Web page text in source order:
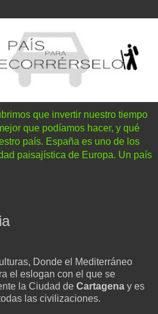
que invertir nuestro tiempo
que podíamos hacer, y qué
país. España es uno de los
paisajística de Europa. Un país
Donde el Mediterráneo
el eslogan con el que se
la Ciudad de Cartagena y es
las civilizaciones.